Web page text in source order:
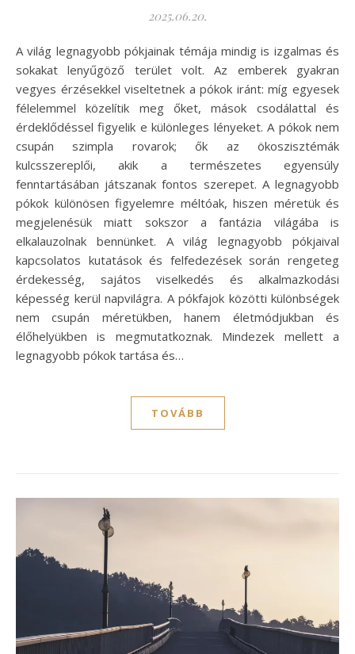
2025.06.20.
A világ legnagyobb pókjainak témája mindig is izgalmas és
sokakat lenyűgöző terület volt. Az emberek gyakran
vegyes érzésekkel viseltetnek a pókok iránt: míg egyesek
félelemmel közelítik meg őket, mások csodálattal és
érdeklődéssel figyelik e különleges lényeket. A pókok nem
csupán szimpla rovarok; ők az ökoszisztémák
kulcsszereplői, akik a természetes egyensúly
fenntartásában játszanak fontos szerepet. A legnagyobb
pókok különösen figyelemre méltóak, hiszen méretük és
megjelenésük miatt sokszor a fantázia világába is
elkalauzolnak bennünket. A világ legnagyobb pókjaival
kapcsolatos kutatások és felfedezések során rengeteg
érdekesség, sajátos viselkedés és alkalmazkodási
képesség kerül napvilágra. A pókfajok közötti különbségek
nem csupán méretükben, hanem életmódjukban és
élőhelyükben is megmutatkoznak. Mindezek mellett a
legnagyobb pókok tartása és…
TOVÁBB